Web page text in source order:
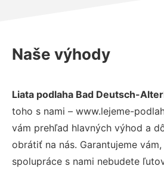
Naše výhody
Liata podlaha Bad Deutsch-
toho s nami – www.lejeme-
vám prehľad hlavných výhod a
obrátiť na nás. Garantujeme
spolupráce s nami nebudete